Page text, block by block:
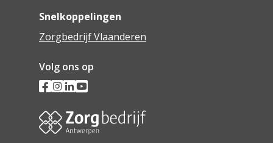
Snelkoppelingen
Zorgbedrijf Vlaanderen
Volg ons op